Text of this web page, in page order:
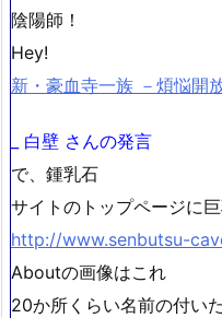
陰陽師！
Hey!
新・豪血寺一族 －煩悩開
_ 白壁 さんの発言
で、鍾乳石
サイトのトップページに
http://www.senbutsu-
Aboutの画像はこれ
20か所くらい名前の付い